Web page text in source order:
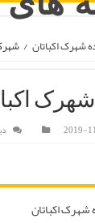
شهرک اکباتان /
شهرک
2019-
شهرک اکباتان